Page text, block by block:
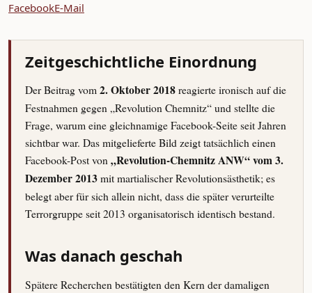
FacebookE-Mail
Zeitgeschichtliche Einordnung
Der Beitrag vom2. Oktober 2018reagierte ironisch auf die
Festnahmen gegen „Revolution Chemnitz“ und stellte die
Frage, warum eine gleichnamige Facebook-Seite seit Jahren
sichtbar war. Das mitgelieferte Bild zeigt tatsächlich einen
Facebook-Post von„Revolution-Chemnitz ANW“ vom 3.
Dezember 2013mit martialischer Revolutionsästhetik; es
belegt aber für sich allein nicht, dass die später verurteilte
Terrorgruppe seit 2013 organisatorisch identisch bestand.
Was danach geschah
Spätere Recherchen bestätigten den Kern der damaligen